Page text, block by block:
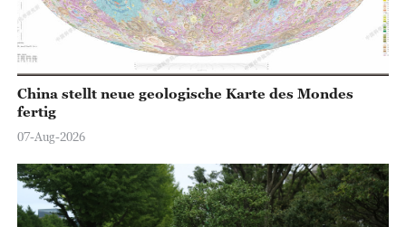
China stellt neue geologische Karte des Mondes
fertig
07-Aug-2026